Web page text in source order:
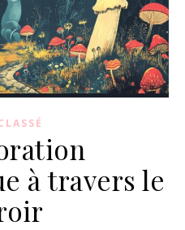
à travers le